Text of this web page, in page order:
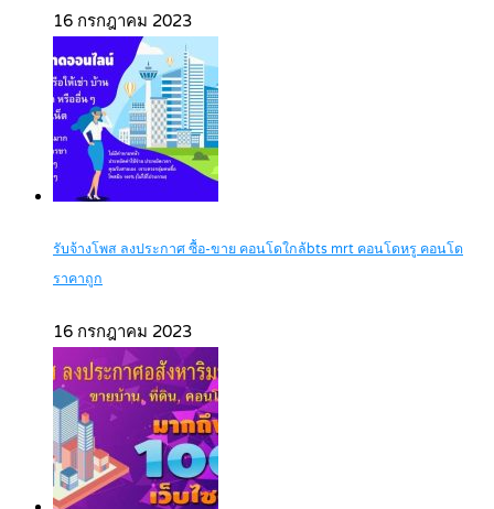
16 กรกฎาคม 2023
รับจ้างโพส ลงประกาศ ซื้อ-ขาย คอนโดใกล้bts mrt คอนโดหรู คอนโด
ราคาถูก
16 กรกฎาคม 2023